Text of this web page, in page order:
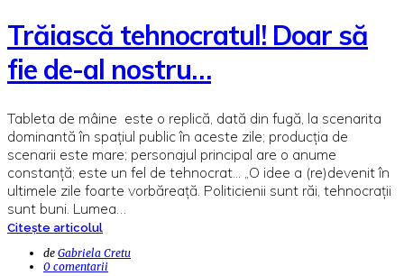
Trăiască tehnocratul! Doar să
fie de-al nostru…
Tableta de mâine este o replică, dată din fugă, la scenarita
dominantă în spaţiul public în aceste zile; producţia de
scenarii este mare; personajul principal are o anume
constanţă; este un fel de tehnocrat... „O idee a (re)devenit în
ultimele zile foarte vorbăreaţă. Politicienii sunt răi, tehnocraţii
sunt buni. Lumea…
Citește articolul
de Gabriela Cretu
0 comentarii